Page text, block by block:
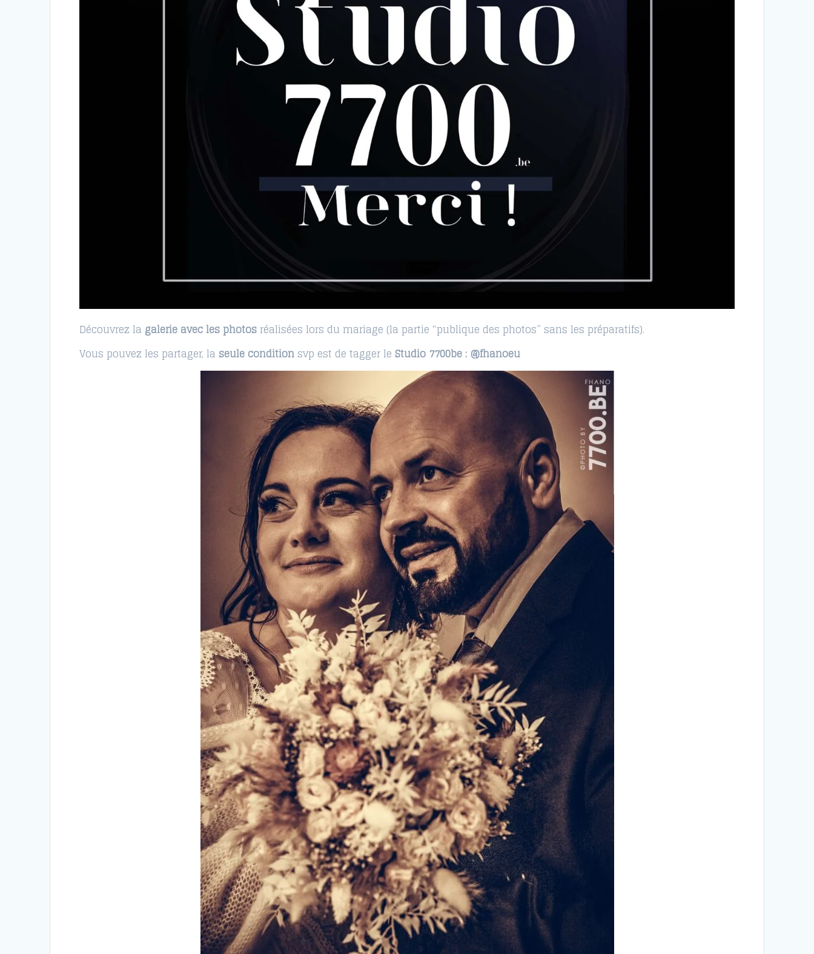
Découvrez la galerie avec les photos réalisées lors du mariage (la partie “publique des photos” sans les préparatifs).
Vous pouvez les partager, la seule condition svp est de tagger le Studio 7700be : @fhanoeu